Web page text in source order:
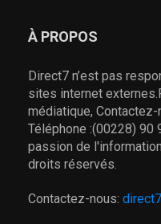
À PROPOS
Direct7 n’est pas
sites internet
médiatique,
Téléphone :(00228) 90
passion de
droits réservés.
Contactez-nous: